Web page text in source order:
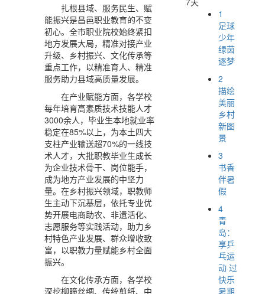
扎根县域、服务民生、赋
能振兴是昌邑职业教育的不变
初心。全市职业院校始终紧扣
地方发展大局，精准对接产业
升级、乡村振兴、文化传承等
重点工作，以精准育人、精准
服务助力县域高质量发展。
在产业赋能方面，各学校
每年培育高素质技术技能人才
3000余人，毕业生本地就业率
稳定在85%以上，为本土四大
支柱产业输送超70%的一线技
术人才，大批职教毕业生成长
为企业技术骨干、岗位能手，
成为地方产业发展的中坚力
量。在乡村振兴领域，职教师
生主动下沉基层，依托专业优
势开展电商助农、非遗活化、
志愿服务等实践活动，助力乡
村特色产业发展、群众增收致
富，以职教力量赋能乡村全面
振兴。
在文化传承方面，各学校
深挖柳疃丝绸、传统剪纸、中
1
足球
少年
绿茵
逐梦
2
描绘
美丽
乡村
新图
景
3
书香
伴暑
假
4
青
岛：
享乒
乓运
动 过
快乐
暑期